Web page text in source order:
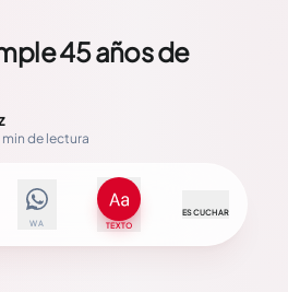
45 años de
min de lectura
WA TEXTO
ESCUCHAR